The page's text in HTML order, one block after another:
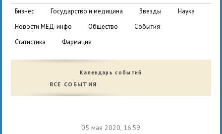
бизнес государство и медицина звезды
наука
новости МЕД-инфо
общество
события
статистика
фармация
Календарь событий
ВСЕ СОБЫТИЯ
05 мая 2020, 16:59